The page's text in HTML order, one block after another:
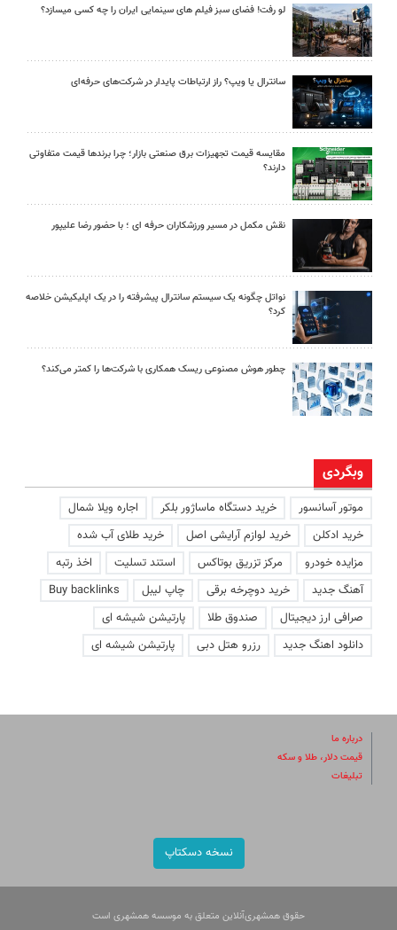
لو رفت! فضای سبز فیلم های سینمایی ایران را چه کسی میسازد؟
سانترال یا ویپ؟ راز ارتباطات پایدار در شرکت‌های حرفه‌ای
مقایسه قیمت تجهیزات برق صنعتی بازار؛ چرا برندها قیمت متفاوتی
دارند؟
نقش مکمل در مسیر ورزشکاران حرفه ای ؛ با حضور رضا علیپور
نواتل چگونه یک سیستم سانترال پیشرفته را در یک اپلیکیشن خلاصه
کرد؟
چطور هوش مصنوعی ریسک همکاری با شرکت‌ها را کمتر می‌کند؟
وبگردی
موتور آسانسور خرید دستگاه ماساژور بلکر
اجاره ویلا شمال
خرید ادکلن
خرید لوازم آرایشی اصل
خرید طلای آب شده
مزایده خودرو
مرکز تزریق بوتاکس استند تسلیت
اخذ رتبه
آهنگ جدید
خرید دوچرخه برقی چاپ لیبل
Buy backlinks
صرافی ارز دیجیتال
صندوق طلا
پارتیشن شیشه ای
دانلود اهنگ جدید
رزرو هتل دبی پارتیشن شیشه ای
درباره ما
قیمت دلار، طلا و سکه
تبلیغات
نسخه دسکتاپ
حقوق همشهری‌آنلاین متعلق به موسسه همشهری است